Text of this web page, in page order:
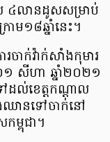
ល ​៤លានដូស​សម្រាប់​
ម​១៨ឆ្នាំនេះ។
ចាក់វ៉ាក់សាំង​កុមារ
០១ សីហា ឆ្នាំ២០២១
ដល់​ខេត្តកណ្ដាល
ឈាន​ទៅចាក់​នៅ​
ម្ពុជា។